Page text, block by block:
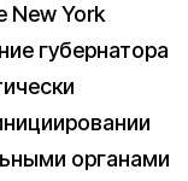
New York
губернатора
органами